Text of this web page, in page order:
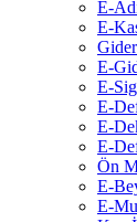
E-
E-
Gider
E-
E-
E-
E-
E-
Ön
E-
E-